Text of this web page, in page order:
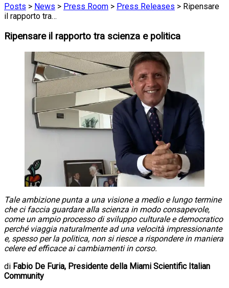
Posts > News > Press Room > Press Releases > Ripensare
il rapporto tra…
Ripensare il rapporto tra scienza e politica
Tale ambizione punta a una visione a medio e lungo termine
che ci faccia guardare alla scienza in modo consapevole,
come un ampio processo di sviluppo culturale e democratico
perché viaggia naturalmente ad una velocità impressionante
e, spesso per la politica, non si riesce a rispondere in maniera
celere ed efficace ai cambiamenti in corso.
di Fabio De Furia, Presidente della Miami Scientific Italian
Community